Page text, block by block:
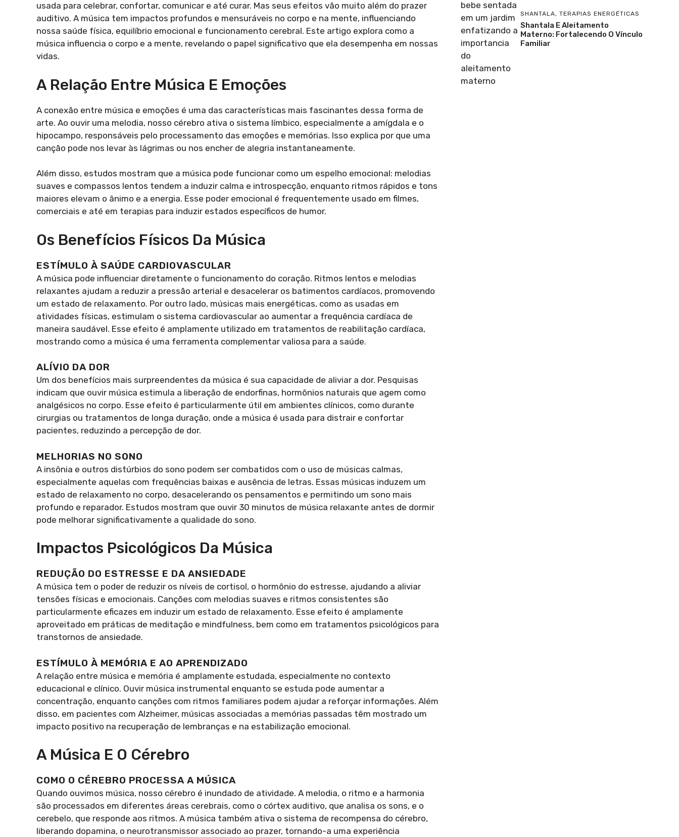
usada para celebrar, confortar, comunicar e até curar. Mas seus efeitos vão muito além do prazer
auditivo. A música tem impactos profundos e mensuráveis no corpo e na mente, influenciando
nossa saúde física, equilíbrio emocional e funcionamento cerebral. Este artigo explora como a
música influencia o corpo e a mente, revelando o papel significativo que ela desempenha em nossas
vidas.
A Relação Entre Música E Emoções
A conexão entre música e emoções é uma das características mais fascinantes dessa forma de
arte. Ao ouvir uma melodia, nosso cérebro ativa o sistema límbico, especialmente a amígdala e o
hipocampo, responsáveis pelo processamento das emoções e memórias. Isso explica por que uma
canção pode nos levar às lágrimas ou nos encher de alegria instantaneamente.
Além disso, estudos mostram que a música pode funcionar como um espelho emocional: melodias
suaves e compassos lentos tendem a induzir calma e introspecção, enquanto ritmos rápidos e tons
maiores elevam o ânimo e a energia. Esse poder emocional é frequentemente usado em filmes,
comerciais e até em terapias para induzir estados específicos de humor.
Os Benefícios Físicos Da Música
ESTÍMULO À SAÚDE CARDIOVASCULAR
A música pode influenciar diretamente o funcionamento do coração. Ritmos lentos e melodias
relaxantes ajudam a reduzir a pressão arterial e desacelerar os batimentos cardíacos, promovendo
um estado de relaxamento. Por outro lado, músicas mais energéticas, como as usadas em
atividades físicas, estimulam o sistema cardiovascular ao aumentar a frequência cardíaca de
maneira saudável. Esse efeito é amplamente utilizado em tratamentos de reabilitação cardíaca,
mostrando como a música é uma ferramenta complementar valiosa para a saúde.
ALÍVIO DA DOR
Um dos benefícios mais surpreendentes da música é sua capacidade de aliviar a dor. Pesquisas
indicam que ouvir música estimula a liberação de endorfinas, hormônios naturais que agem como
analgésicos no corpo. Esse efeito é particularmente útil em ambientes clínicos, como durante
cirurgias ou tratamentos de longa duração, onde a música é usada para distrair e confortar
pacientes, reduzindo a percepção de dor.
MELHORIAS NO SONO
A insônia e outros distúrbios do sono podem ser combatidos com o uso de músicas calmas,
especialmente aquelas com frequências baixas e ausência de letras. Essas músicas induzem um
estado de relaxamento no corpo, desacelerando os pensamentos e permitindo um sono mais
profundo e reparador. Estudos mostram que ouvir 30 minutos de música relaxante antes de dormir
pode melhorar significativamente a qualidade do sono.
Impactos Psicológicos Da Música
REDUÇÃO DO ESTRESSE E DA ANSIEDADE
A música tem o poder de reduzir os níveis de cortisol, o hormônio do estresse, ajudando a aliviar
tensões físicas e emocionais. Canções com melodias suaves e ritmos consistentes são
particularmente eficazes em induzir um estado de relaxamento. Esse efeito é amplamente
aproveitado em práticas de meditação e mindfulness, bem como em tratamentos psicológicos para
transtornos de ansiedade.
ESTÍMULO À MEMÓRIA E AO APRENDIZADO
A relação entre música e memória é amplamente estudada, especialmente no contexto
educacional e clínico. Ouvir música instrumental enquanto se estuda pode aumentar a
concentração, enquanto canções com ritmos familiares podem ajudar a reforçar informações. Além
disso, em pacientes com Alzheimer, músicas associadas a memórias passadas têm mostrado um
impacto positivo na recuperação de lembranças e na estabilização emocional.
A Música E O Cérebro
COMO O CÉREBRO PROCESSA A MÚSICA
Quando ouvimos música, nosso cérebro é inundado de atividade. A melodia, o ritmo e a harmonia
são processados em diferentes áreas cerebrais, como o córtex auditivo, que analisa os sons, e o
cerebelo, que responde aos ritmos. A música também ativa o sistema de recompensa do cérebro,
liberando dopamina, o neurotransmissor associado ao prazer, tornando-a uma experiência
SHANTALA, TERAPIAS ENERGÉTICAS
Shantala E Aleitamento
Materno: Fortalecendo O Vínculo
Familiar